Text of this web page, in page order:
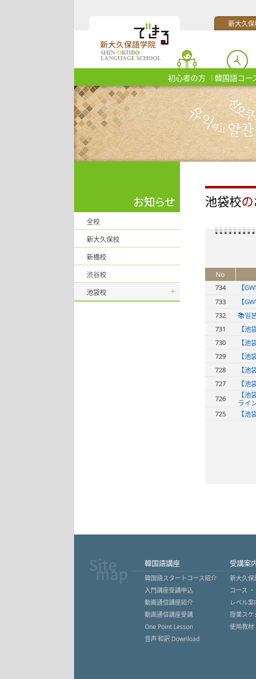
新大久保
初心者の方 韓国語コー
全校
新大久保校
新橋校
渋谷校
池袋校
池袋校の
No
734
【
733
【
732
📚일
731
【
730
【
729
【
728
【
727
【
726
【
ライ
725
【
韓国語講座
韓国語スタートコース紹介
入門講座受講申込
動画通信講座紹介
動画通信講座受講
One Point Lesson
音声˙和訳 Download
受講案
新大久保
コース
レベル案
授業スケ
使用教材